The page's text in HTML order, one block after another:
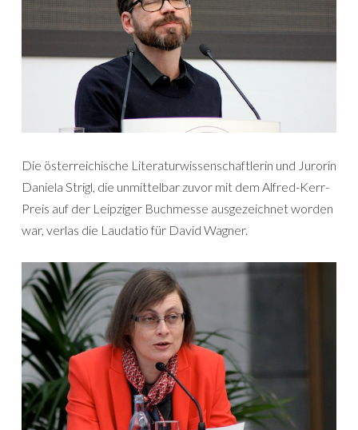
Die österreichische Literaturwissenschaftlerin und Jurorin
Daniela Strigl, die unmittelbar zuvor mit dem Alfred-Kerr-
Preis auf der Leipziger Buchmesse ausgezeichnet worden
war, verlas die Laudatio für David Wagner.